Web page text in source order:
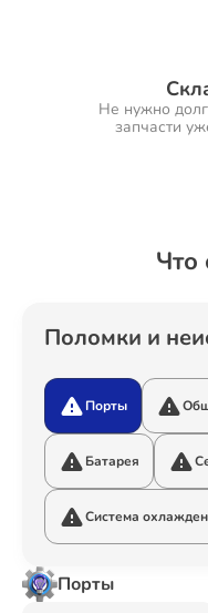
Не нужно
запчасти
Что
Поломки и
Порты
Батарея
Система
Порты
Ремонт
Ремонт
Ремонт
Ремонт
Ремонт